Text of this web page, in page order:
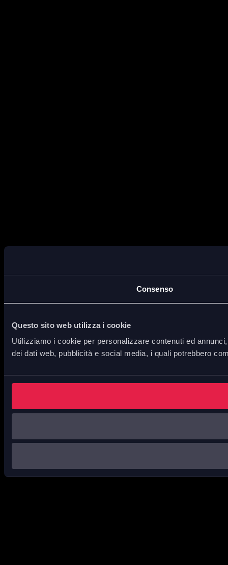
Consenso
Questo sito web utilizza i cookie
Utilizziamo i cookie per personalizzare contenuti ed
dei dati web, pubblicità e social media, i quali potrebbero